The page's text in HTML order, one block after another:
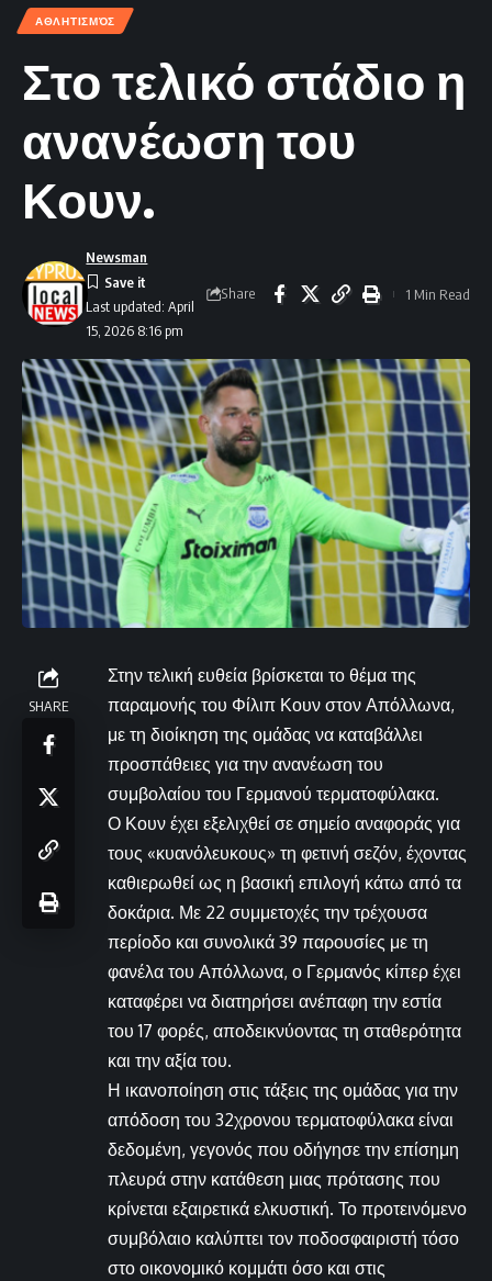
ΑΘΛΗΤΙΣΜΌΣ
Στο τελικό στάδιο η
ανανέωση του
Κουν.
Last updated: April
15, 2026 8:16 pm
Newsman
Share 1 Min Read
SHARE
Στην τελική ευθεία βρίσκεται το θέμα της
παραμονής του Φίλιπ Κουν στον Απόλλωνα,
με τη διοίκηση της ομάδας να καταβάλλει
προσπάθειες για την ανανέωση του
συμβολαίου του Γερμανού τερματοφύλακα.
Ο Κουν έχει εξελιχθεί σε σημείο αναφοράς για
τους «κυανόλευκους» τη φετινή σεζόν, έχοντας
καθιερωθεί ως η βασική επιλογή κάτω από τα
δοκάρια. Με 22 συμμετοχές την τρέχουσα
περίοδο και συνολικά 39 παρουσίες με τη
φανέλα του Απόλλωνα, ο Γερμανός κίπερ έχει
καταφέρει να διατηρήσει ανέπαφη την εστία
του 17 φορές, αποδεικνύοντας τη σταθερότητα
και την αξία του.
Η ικανοποίηση στις τάξεις της ομάδας για την
απόδοση του 32χρονου τερματοφύλακα είναι
δεδομένη, γεγονός που οδήγησε την επίσημη
πλευρά στην κατάθεση μιας πρότασης που
κρίνεται εξαιρετικά ελκυστική. Το προτεινόμενο
συμβόλαιο καλύπτει τον ποδοσφαιριστή τόσο
στο οικονομικό κομμάτι όσο και στις